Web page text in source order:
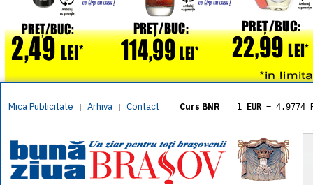
Mica Publicitate | Arhiva | Contact Curs BNR 1 EUR = 4.9774
= 5.8304
1 XAU= 464.4611
1 AED= 1.1933
1 AUD= 2.7957
1 BGN= 2.5449